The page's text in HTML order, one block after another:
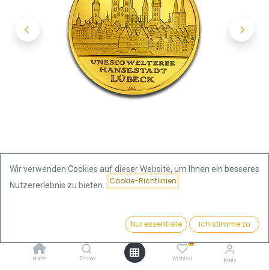
1.925,24€ Kaufen
Home Search
0
Wishlist Konto
100 Euro Lübeck 1/2oz Goldmünze 2007 | Deutschland
100 Euro Lübeck 1/2oz
Wir verwenden Cookies auf dieser Website, um Ihnen ein besseres
Nutzererlebnis zu bieten.
Cookie-Richtlinien
Nur essentielle Ich stimme zu